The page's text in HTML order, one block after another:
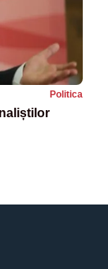
Politica